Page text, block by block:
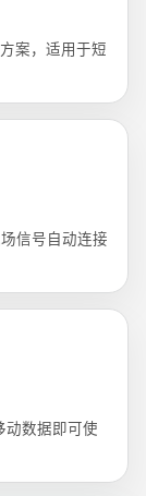
案，适用于短
信号自动连接
动数据即可使